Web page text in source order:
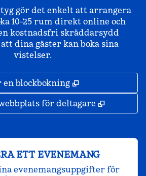
gör det enkelt att arrangera
10–25 rum direkt online och
kostnadsfri skräddarsydd
dina gäster kan boka sina
vistelser.
en blockbokning ,
för deltagare ,
ETT EVENEMANG
evenemangsuppgifter för